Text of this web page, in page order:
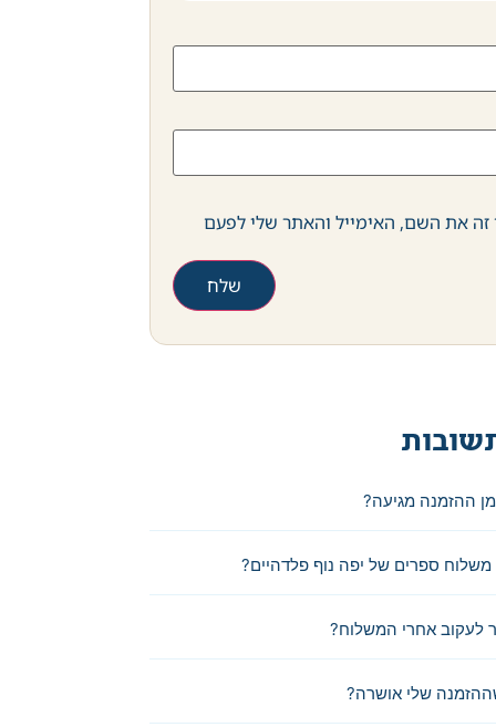
זה את השם, האימייל והאתר שלי לפעם
ההזמנה מגיעה?
ספרים של יפה נוף פלדהיים?
לעקוב אחרי המשלוח?
שלי אושרה?